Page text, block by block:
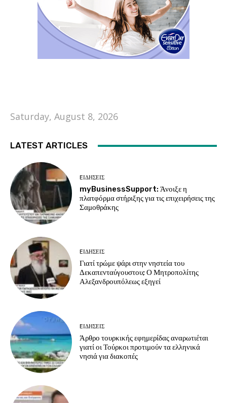
Saturday, August 8, 2026
LATEST ARTICLES
EΙΔΗΣΕΙΣ
myBusinessSupport: Άνοιξε η
πλατφόρμα στήριξης για τις επιχειρήσεις της
Σαμοθράκης
EΙΔΗΣΕΙΣ
Γιατί τρώμε ψάρι στην νηστεία του
Δεκαπενταύγουστου; Ο Μητροπολίτης
Αλεξανδρουπόλεως εξηγεί
EΙΔΗΣΕΙΣ
Άρθρο τουρκικής εφημερίδας αναρωτιέται
γιατί οι Τούρκοι προτιμούν τα ελληνικά
νησιά για διακοπές